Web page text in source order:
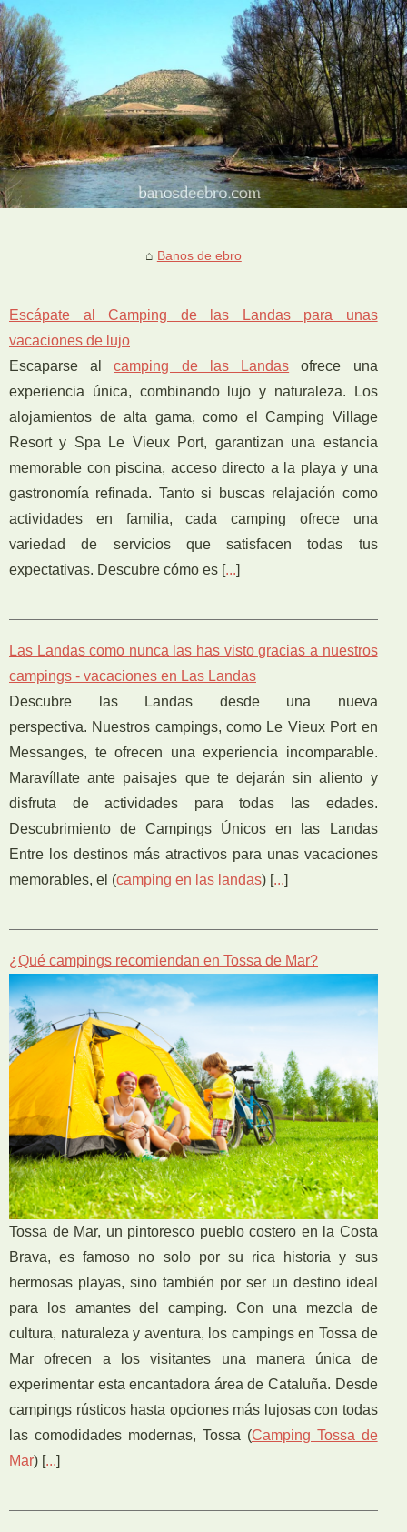
Banos de ebro
Escápate al Camping de las Landas para unas
vacaciones de lujo
Escaparse alcamping de las Landas ofrece una
experiencia única, combinando lujo y naturaleza. Los
alojamientos de alta gama, como el Camping Village
Resort y Spa Le Vieux Port, garantizan una estancia
memorable con piscina, acceso directo a la playa y una
gastronomía refinada. Tanto si buscas relajación como
actividades en familia, cada camping ofrece una
variedad de servicios que satisfacen todas tus
expectativas. Descubre cómo es [...]
Las Landas como nunca las has visto gracias a nuestros
campings - vacaciones en Las Landas
Descubre las Landas desde una nueva
perspectiva. Nuestros campings, como Le Vieux Port en
Messanges, te ofrecen una experiencia incomparable.
Maravíllate ante paisajes que te dejarán sin aliento y
disfruta de actividades para todas las edades.
Descubrimiento de Campings Únicos en las Landas
Entre los destinos más atractivos para unas vacaciones
memorables, el (camping en las landas) [...]
¿Qué campings recomiendan en Tossa de Mar?
Tossa de Mar, un pintoresco pueblo costero en la Costa
Brava, es famoso no solo por su rica historia y sus
hermosas playas, sino también por ser un destino ideal
para los amantes del camping. Con una mezcla de
cultura, naturaleza y aventura, los campings en Tossa de
Mar ofrecen a los visitantes una manera única de
experimentar esta encantadora área de Cataluña. Desde
campings rústicos hasta opciones más lujosas con todas
las comodidades modernas, Tossa (Camping Tossa de
Mar) [...]